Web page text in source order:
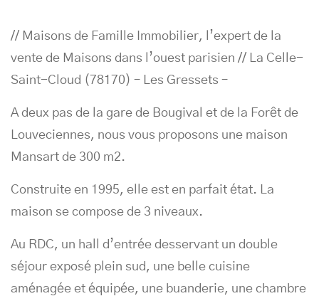
// Maisons de Famille Immobilier, l’expert de la
vente de Maisons dans l’ouest parisien // La Celle-
Saint-Cloud (78170) – Les Gressets –
A deux pas de la gare de Bougival et de la Forêt de
Louveciennes, nous vous proposons une maison
Mansart de 300 m2.
Construite en 1995, elle est en parfait état. La
maison se compose de 3 niveaux.
Au RDC, un hall d’entrée desservant un double
séjour exposé plein sud, une belle cuisine
aménagée et équipée, une buanderie, une chambre